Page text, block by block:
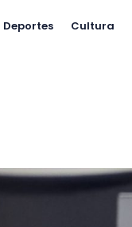
Deportes Cultura